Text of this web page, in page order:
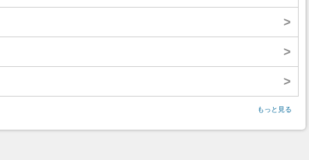
>
>
>
もっと見る